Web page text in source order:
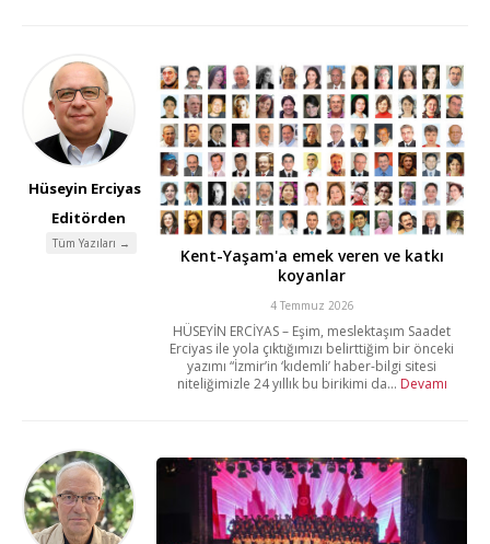
Hüseyin Erciyas
Editörden
Tüm Yazıları →
Kent-Yaşam'a emek veren ve katkı
koyanlar
4 Temmuz 2026
HÜSEYİN ERCİYAS – Eşim, meslektaşım Saadet
Erciyas ile yola çıktığımızı belirttiğim bir önceki
yazımı “İzmir’in ‘kıdemli’ haber-bilgi sitesi
niteliğimizle 24 yıllık bu birikimi da... Devamı